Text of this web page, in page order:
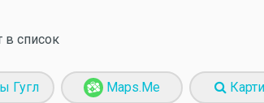
в список
Гугл Maps.Me